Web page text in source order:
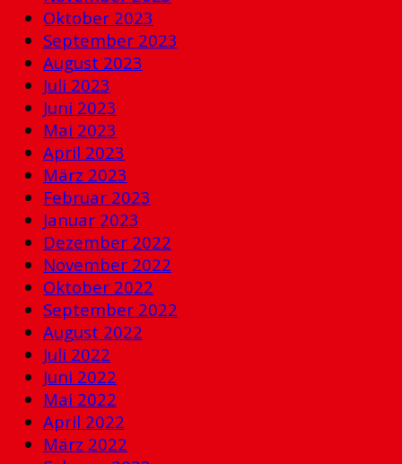
Oktober 2023
September 2023
August 2023
Juli 2023
Juni 2023
Mai 2023
April 2023
März 2023
Februar 2023
Januar 2023
Dezember 2022
November 2022
Oktober 2022
September 2022
August 2022
Juli 2022
Juni 2022
Mai 2022
April 2022
März 2022